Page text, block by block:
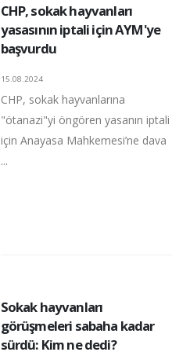
CHP, sokak hayvanları
yasasının iptali için AYM'ye
başvurdu
15.08.2024
CHP, sokak hayvanlarına
"ötanazi"yi öngören yasanın iptali
için Anayasa Mahkemesi’ne dava
...
Sokak hayvanları
görüşmeleri sabaha kadar
sürdü: Kim ne dedi?